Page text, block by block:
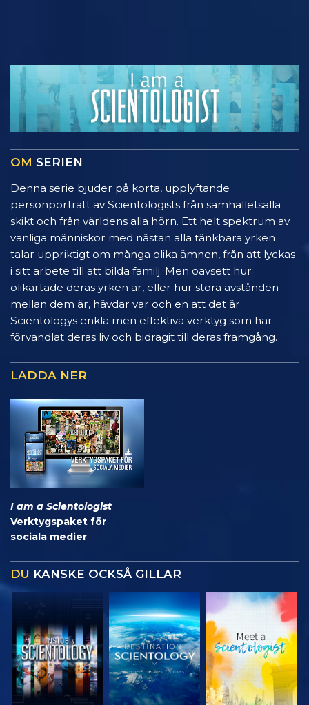
OM SERIEN
Denna serie bjuder på korta, upplyftande
personporträtt av Scientologists från samhälletsalla
skikt och från världens alla hörn. Ett helt spektrum av
vanliga människor med nästan alla tänkbara yrken
talar uppriktigt om många olika ämnen, från att lyckas
i sitt arbete till att bilda familj. Men oavsett hur
olikartade deras yrken är, eller hur stora avstånden
mellan dem är, hävdar var och en att det är
Scientologys enkla men effektiva verktyg som har
förvandlat deras liv och bidragit till deras framgång.
LADDA NER
I am a Scientologist
Verktygspaket för
sociala medier
DU KANSKE OCKSÅ GILLAR